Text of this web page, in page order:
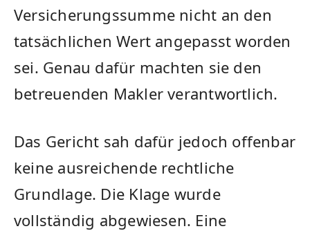
Versicherungssumme nicht an den
tatsächlichen Wert angepasst worden
sei. Genau dafür machten sie den
betreuenden Makler verantwortlich.
Das Gericht sah dafür jedoch offenbar
keine ausreichende rechtliche
Grundlage. Die Klage wurde
vollständig abgewiesen. Eine